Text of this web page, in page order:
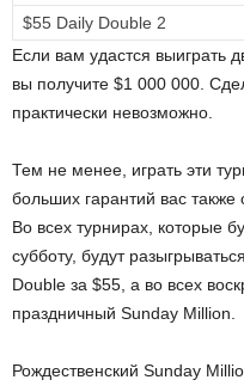
$55 Daily Double 2
Если вам удастся выиграть
вы получите $1 000 000.
практически невозможно.
Тем не менее, играть эти
больших гарантий вас
Во всех турнирах, которые
субботу, будут
Double за $55, а во всех
праздничный Sunday Million.
Рождественский Sunday